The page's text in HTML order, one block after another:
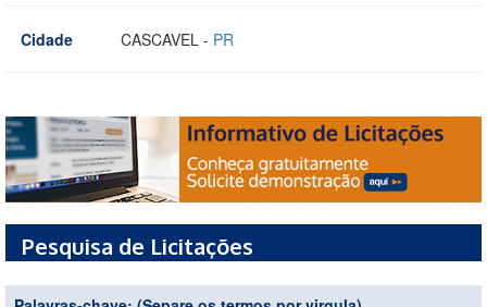
Cidade CASCAVEL - PR
Pesquisa de Licitações